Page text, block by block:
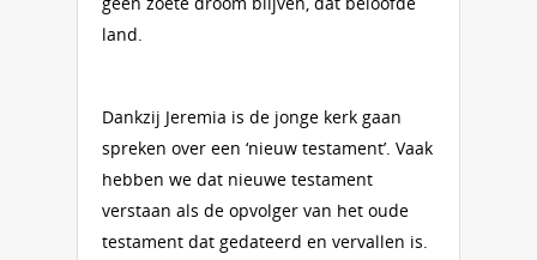
land.
Dankzij Jeremia is de jonge kerk gaan
spreken over een ‘nieuw testament’. Vaak
hebben we dat nieuwe testament
verstaan als de opvolger van het oude
testament dat gedateerd en vervallen is.